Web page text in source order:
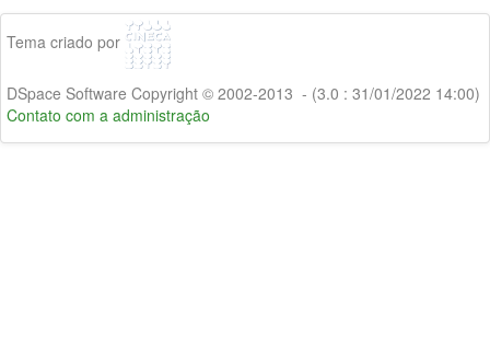
Tema criado por
DSpace Software Copyright © 2002-2013 - (3.0 : 31/01/2022 14:00)
Contato com a administração